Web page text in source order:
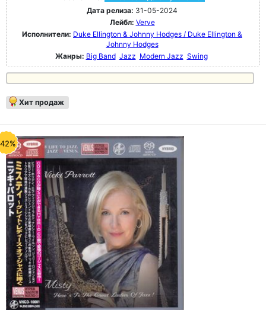
Дата релиза: 31-05-2024
Лейбл: Verve
Исполнители: Duke Ellington & Johnny Hodges / Duke Ellington &
Johnny Hodges
Жанры: Big Band Jazz Modern Jazz Swing
Хит продаж